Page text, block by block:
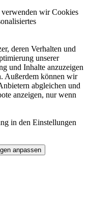
wir Cookies
deren Verhalten und
unserer
und Inhalte anzuzeigen
Außerdem können wir
abgleichen und
anzeigen, nur wenn
in den Einstellungen
anpassen